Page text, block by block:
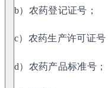
b）农药登记证号；
c）农药生产许可证号
d）农药产品标准号；